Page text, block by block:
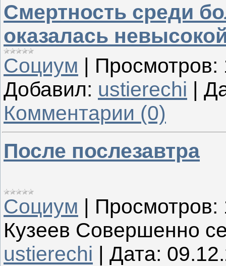
Смертность среди
оказалась
Социум | Просмотров:
Добавил: ustierechi |
Комментарии (0)
После послезавтра
Социум | Просмотров:
Кузеев Совершенно
ustierechi | Дата: